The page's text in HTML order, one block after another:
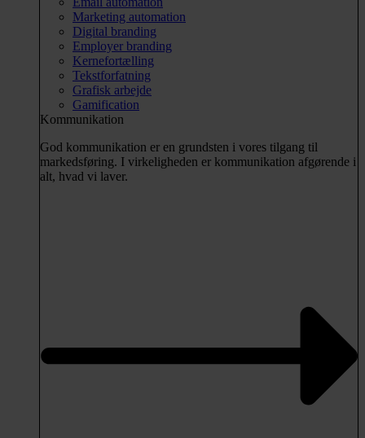
Marketing automation
Digital branding
Employer branding
Kernefortælling
Tekstforfatning
Grafisk arbejde
Gamification
Kommunikation
God kommunikation er en grundsten i vores tilgang til
markedsføring. I virkeligheden er kommunikation afgørende i
alt, hvad vi laver.